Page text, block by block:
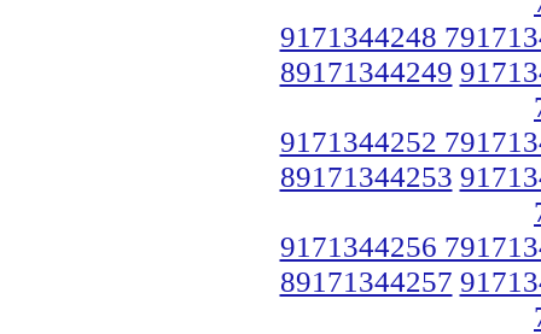
9171344248
89171344249
9171344252
89171344253
9171344256
89171344257